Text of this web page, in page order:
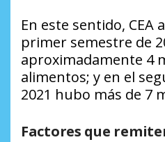
En este sentido, CEA
primer semestre de
aproximadamente 4
alimentos; y en el
2021 hubo más de 7
Factores que